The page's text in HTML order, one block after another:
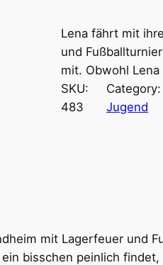
Lena fährt mit
und
mit. Obwohl
SKU:
483
Category:
Jugend
mit Lagerfeuer und
bisschen peinlich